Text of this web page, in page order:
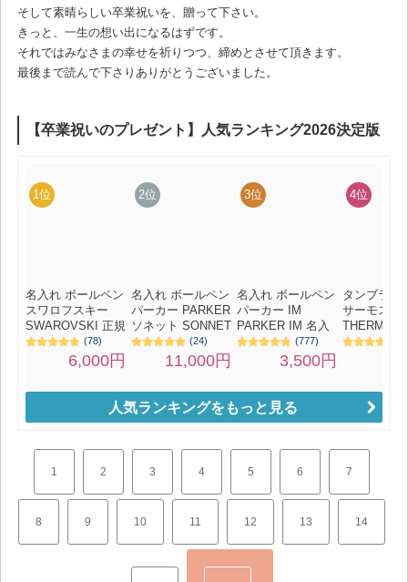
そして素晴らしい卒業祝いを、贈って下さい。
きっと、一生の想い出になるはずです。
それではみなさまの幸せを祈りつつ、締めとさせて頂きます。
最後まで読んで下さりありがとうございました。
人気ランキングをもっと見る
1 2 3 4 5 6 7
8 9 10 11 12 13 14